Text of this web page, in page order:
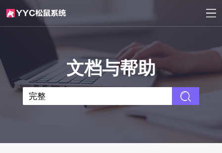
文档与帮助